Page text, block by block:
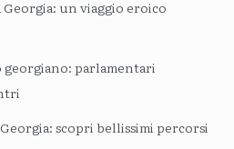
un viaggio eroico
parlamentari
scopri bellissimi percorsi